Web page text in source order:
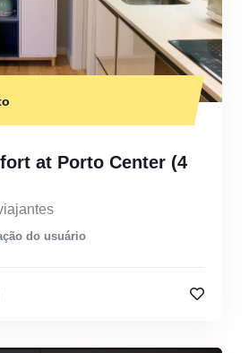
at Porto Center (4
do usuário